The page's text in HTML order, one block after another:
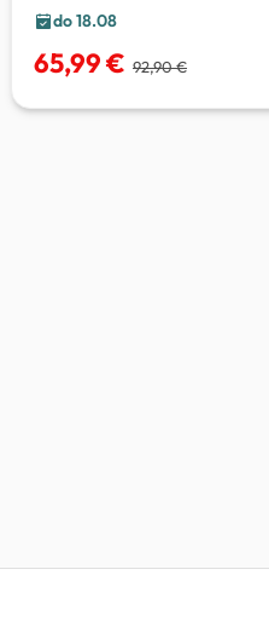
do 18.08
65,99 € 92,90 €